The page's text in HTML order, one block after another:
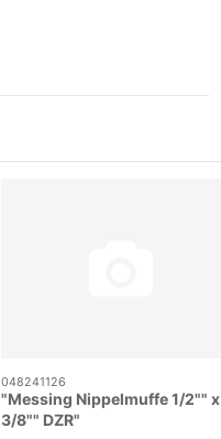
048241126
"Messing Nippelmuffe 1/2"" x
3/8"" DZR"